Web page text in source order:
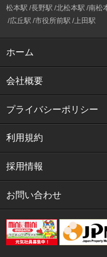
松本駅 長野駅 北松本駅 南松
広丘駅 市役所前駅 上田駅
ホーム
会社概要
プライバシーポリシー
利用規約
採用情報
お問い合わせ